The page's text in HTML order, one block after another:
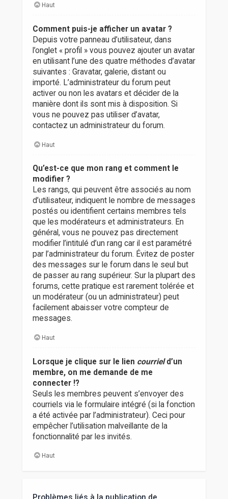
Haut
Comment puis-je afficher un avatar ?
Depuis votre panneau d’utilisateur, dans
l’onglet « profil » vous pouvez ajouter un avatar
en utilisant l’une des quatre méthodes d’avatar
suivantes : Gravatar, galerie, distant ou
importé. L’administrateur du forum peut
activer ou non les avatars et décider de la
manière dont ils sont mis à disposition. Si
vous ne pouvez pas utiliser d’avatar,
contactez un administrateur du forum.
Haut
Qu’est-ce que mon rang et comment le
modifier ?
Les rangs, qui peuvent être associés au nom
d’utilisateur, indiquent le nombre de messages
postés ou identifient certains membres tels
que les modérateurs et administrateurs. En
général, vous ne pouvez pas directement
modifier l’intitulé d’un rang car il est paramétré
par l’administrateur du forum. Évitez de poster
des messages sur le forum dans le seul but
de passer au rang supérieur. Sur la plupart des
forums, cette pratique est rarement tolérée et
un modérateur (ou un administrateur) peut
facilement abaisser votre compteur de
messages.
Haut
Lorsque je clique sur le lien courrield’un
membre, on me demande de me
connecter !?
Seuls les membres peuvent s’envoyer des
courriels via le formulaire intégré (si la fonction
a été activée par l’administrateur). Ceci pour
empêcher l’utilisation malveillante de la
fonctionnalité par les invités.
Haut